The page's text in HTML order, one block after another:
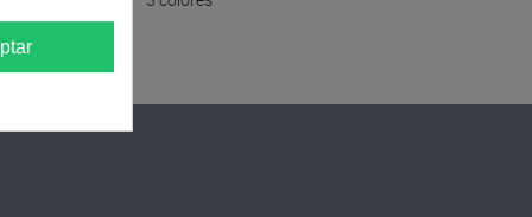
Converse Chuck Taylor All Star M